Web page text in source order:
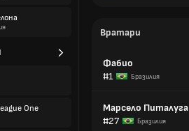
One
Вратари
Фабио
#1
Бразилия
Марсело Питалуга
#27
Бразилия